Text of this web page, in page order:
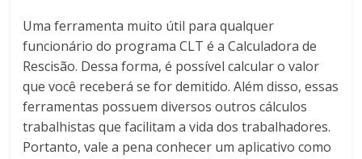
Uma ferramenta muito útil para qualquer
funcionário do programa CLT é a Calculadora de
Rescisão. Dessa forma, é possível calcular o valor
que você receberá se for demitido. Além disso, essas
ferramentas possuem diversos outros cálculos
trabalhistas que facilitam a vida dos trabalhadores.
Portanto, vale a pena conhecer um aplicativo como